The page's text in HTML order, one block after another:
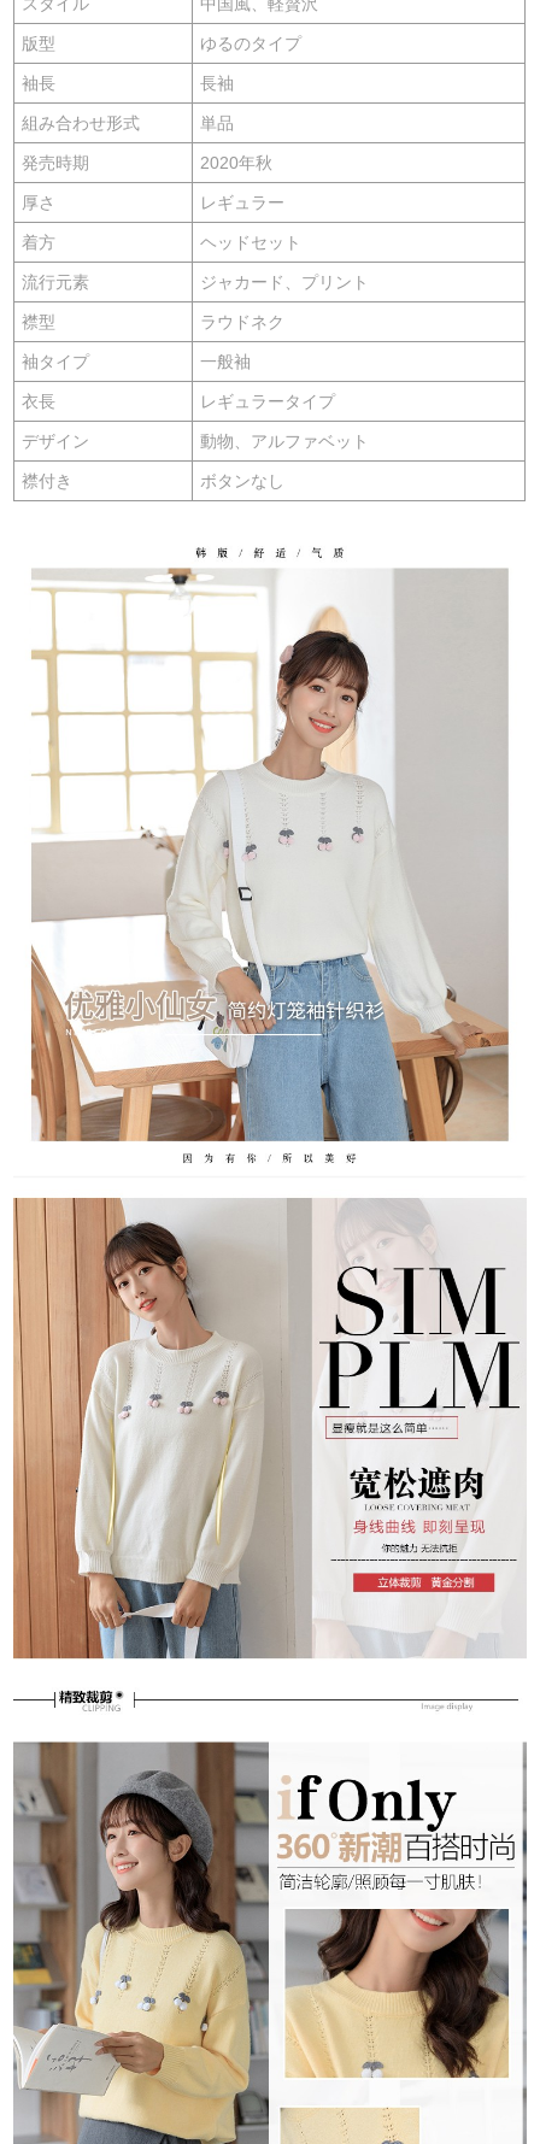
版型 ゆるのタイプ
袖長 長袖
組み合わせ形式 単品
発売時期 2020年秋
厚さ レギュラー
着方 ヘッドセット
流行元素 ジャカード、プリント
襟型 ラウドネク
袖タイプ 一般袖
衣長 レギュラータイプ
デザイン 動物、アルファベット
襟付き ボタンなし